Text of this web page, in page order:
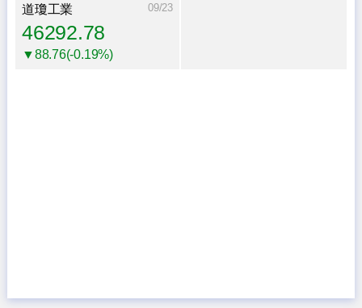
道瓊工業 09/23
46292.78
▼88.76(-0.19%)